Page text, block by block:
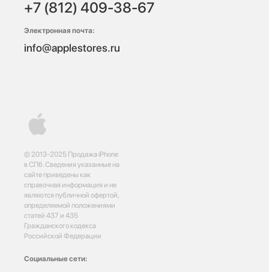
© 2013-2025 Продажа iPhone
в СПб. Сведения указанные на
сайте приведены как
справочная информация и не
являются публичной офертой,
определяемой положениями
статей 437 и 435
Гражданского кодекса
Российской Федерации
Социальные сети:
+7 (812) 409-38-67
Электронная почта:
info@applestores.ru